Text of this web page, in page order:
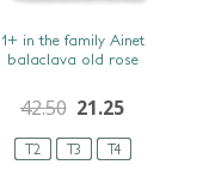
SNEL BEKIJKEN
T2 T3 T4
1+ in the family Ainet
balaclava old rose
42.50 21.25